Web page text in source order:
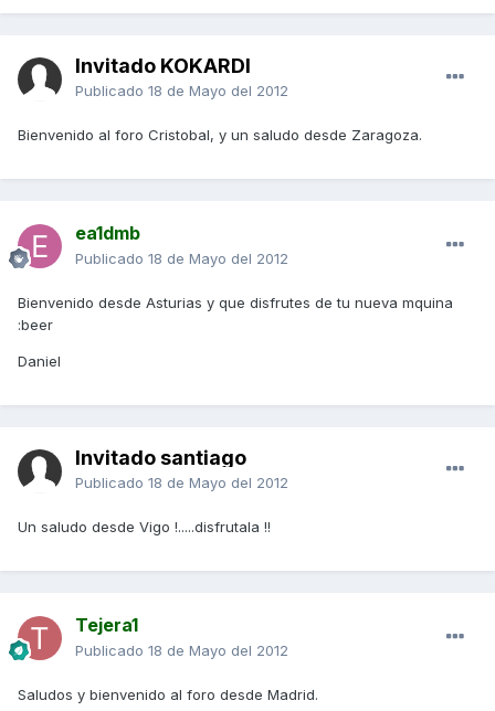
Invitado KOKARDI
Publicado 18 de Mayo del 2012
Bienvenido al foro Cristobal, y un saludo desde Zaragoza.
ea1dmb
Publicado 18 de Mayo del 2012
Bienvenido desde Asturias y que disfrutes de tu nueva mquina
:beer
Daniel
Invitado santiago
Publicado 18 de Mayo del 2012
Un saludo desde Vigo !.....disfrutala !!
Tejera1
Publicado 18 de Mayo del 2012
Saludos y bienvenido al foro desde Madrid.